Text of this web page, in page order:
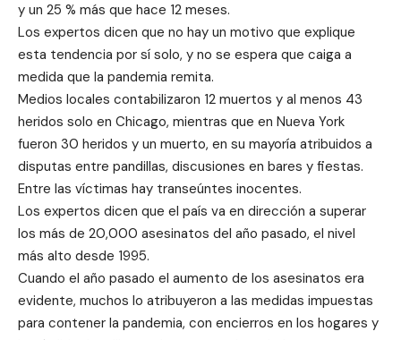
y un 25 % más que hace 12 meses.
Los expertos dicen que no hay un motivo que explique
esta tendencia por sí solo, y no se espera que caiga a
medida que la pandemia remita.
Medios locales contabilizaron 12 muertos y al menos 43
heridos solo en Chicago, mientras que en Nueva York
fueron 30 heridos y un muerto, en su mayoría atribuidos a
disputas entre pandillas, discusiones en bares y fiestas.
Entre las víctimas hay transeúntes inocentes.
Los expertos dicen que el país va en dirección a superar
los más de 20,000 asesinatos del año pasado, el nivel
más alto desde 1995.
Cuando el año pasado el aumento de los asesinatos era
evidente, muchos lo atribuyeron a las medidas impuestas
para contener la pandemia, con encierros en los hogares y